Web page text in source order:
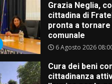
Grazia Neglia,
cittadina di
pronta a tornare
comunale
6 Agosto 2026
Cura dei beni
cittadinanza